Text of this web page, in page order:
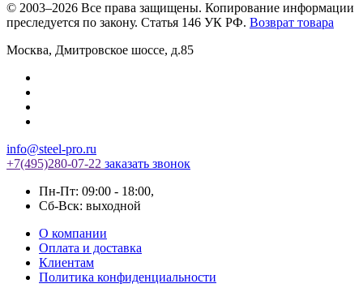
© 2003–2026 Все права защищены. Копирование информации
преследуется по закону. Статья 146 УК РФ. Возврат товара
Москва, Дмитровское шоссе, д.85
info@steel-pro.ru
+7(495)280-07-22 заказать звонок
Пн-Пт: 09:00 - 18:00,
Cб-Вск: выходной
О компании
Оплата и доставка
Клиентам
Политика конфиденциальности